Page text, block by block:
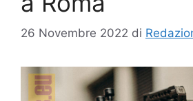
26 Novembre 2022 di